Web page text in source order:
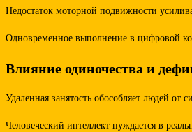
Недостаток моторной подвижности
Одновременное выполнение в цифровой
Влияние одиночества и
Удаленная занятость обособляет людей
Человеческий интеллект нуждается в